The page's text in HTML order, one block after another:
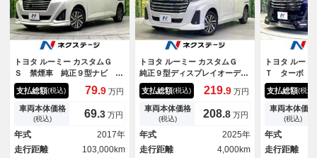
トヨタ ルーミー カスタムＧ
Ｓ 禁煙車 純正９型ナビ バ
ックカメラ 両側パワースライ
ドドア ドライブレコーダー
ＬＥＤヘッドライト ＥＴＣ
クルーズコントロール オート
エアコン スマートキー フル
セグＴＶ Ｂｌｕｅｔｏｏｔｈ
再生
支払総額(税込) 79.9 万円
車両本体価格
(税込) 69.3 万円
年式
2017年
走行距離
103,000km
トヨタ ルーミー カスタムＧ
純正９型ディスプレイオーディ
オ 両側電動ドア バックカメ
ラ 衝突軽減 レーダークルー
ズ コーナーセンサー スマー
トキー ＬＥＤヘッド 純正１
４インチアルミ 車線逸脱警
報 オートライト オートエア
コン
支払総額(税込) 219.9 万円
車両本体価格
(税込) 208.8 万円
年式
2025年
走行距離
4,000km
トヨタ ルー
Ｔ ターボ
タエアロ Ｈ
ナビ バック
ドラレコ 衝
電動スライ
フルセグ Ｂ
ｈ シートヒ
クルコン
支払総額(税込)
車両本体価格
(税込)
年式
走行距離